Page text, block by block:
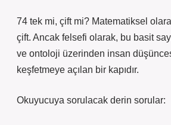
74 tek mi, çift mi? Matematiksel
çift. Ancak felsefi olarak, bu basit
ve ontoloji üzerinden insan
keşfetmeye açılan bir kapıdır.
Okuyucuya sorulacak derin sorular: